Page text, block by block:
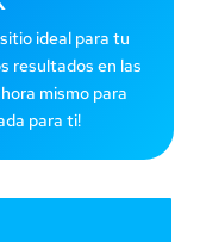
ideal para tu
resultados en las
mismo para
para ti!